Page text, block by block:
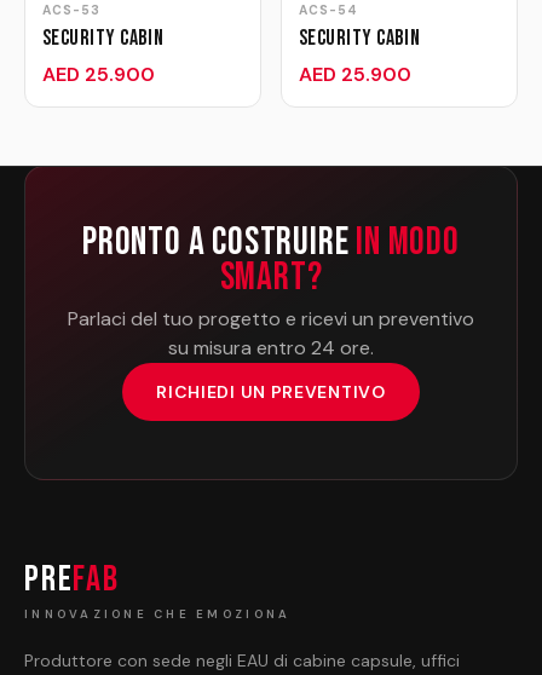
ACS-53
Security Cabin
AED 25.900
ACS-54
Security Cabin
AED 25.900
Pronto a Costruirein Modo
Smart?
Parlaci del tuo progetto e ricevi un preventivo
su misura entro 24 ore.
RICHIEDI UN PREVENTIVO
PREFAB
INNOVAZIONE CHE EMOZIONA
Produttore con sede negli EAU di cabine capsule, uffici